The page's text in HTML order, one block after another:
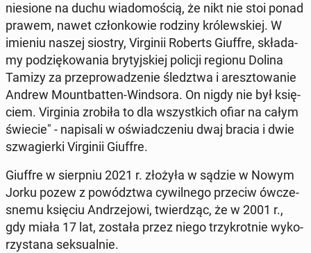
nie­sio­ne na duchu wia­do­mo­ścią, że nikt nie stoi ponad
prawem, nawet człon­ko­wie rodziny kró­lew­skiej. W
imieniu naszej siostry, Vir­gi­nii Roberts Giuffre, skła­da­
my po­dzię­ko­wa­nia bry­tyj­skiej policji regionu Dolina
Tamizy za prze­pro­wa­dze­nie śledz­twa i aresz­to­wa­nie
Andrew Mo­unt­bat­ten-Wind­so­ra. On nigdy nie był księ­
ciem. Vir­gi­nia zrobiła to dla wszyst­kich ofiar na całym
świecie" - na­pi­sa­li w oświad­cze­niu dwaj bracia i dwie
szwa­gier­ki Vir­gi­nii Giuffre.
Giuffre w sierp­niu 2021 r. złożyła w sądzie w Nowym
Jorku pozew z po­wódz­twa cy­wil­ne­go przeciw ów­cze­
sne­mu księciu An­drze­jo­wi, twier­dząc, że w 2001 r.,
gdy miała 17 lat, została przez niego trzy­krot­nie wy­ko­
rzy­sta­na sek­su­al­nie.